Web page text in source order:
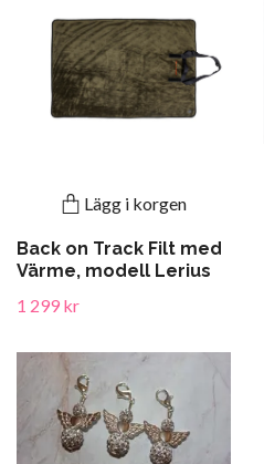
Lägg i korgen
Back on Track Filt med
Värme, modell Lerius
1 299 kr